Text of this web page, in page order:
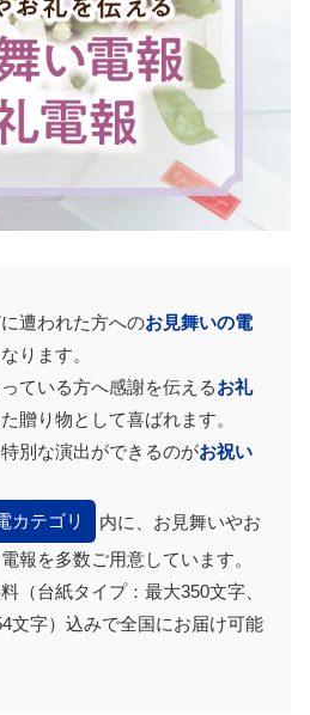
遭われた方へのお見舞いの電
ります。
ている方へ感謝を伝えるお礼
贈り物として喜ばれます。
別な演出ができるのがお祝い
カテゴリ
内に、お見舞いやお
報を多数ご用意しています。
（台紙タイプ：最大350文字、
文字）込みで全国にお届け可能